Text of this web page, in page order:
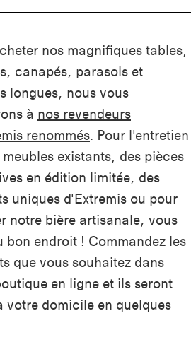
nos magnifiques tables,
canapés, parasols et
longues, nous vous
à nos revendeurs
renommés. Pour l'entretien
meubles existants, des pièces
en édition limitée, des
uniques d'Extremis ou pour
notre bière artisanale, vous
bon endroit ! Commandez les
que vous souhaitez dans
en ligne et ils seront
votre domicile en quelques